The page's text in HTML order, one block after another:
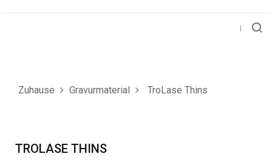
Zuhause Gravurmaterial TroLase Thins
TROLASE THINS